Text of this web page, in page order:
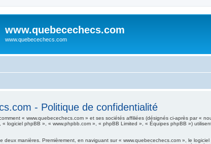
www.quebecechecs.com
www.quebecechecs.com
- Politique de confidentialité
« www.quebecechecs.com » et ses sociétés affiliées (désignés ci-après par «
logiciel phpBB », « www.phpbb.com », « phpBB Limited », « Équipes phpBB »)
deux manières. Premièrement, en naviguant sur « www.quebecechecs.com », le